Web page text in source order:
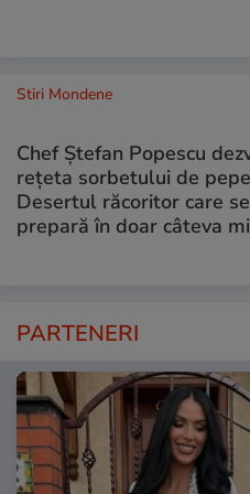
Stiri Mondene
Chef Ștefan Popescu
rețeta sorbetului de
Desertul răcoritor care se
prepară în doar câteva
PARTENERI